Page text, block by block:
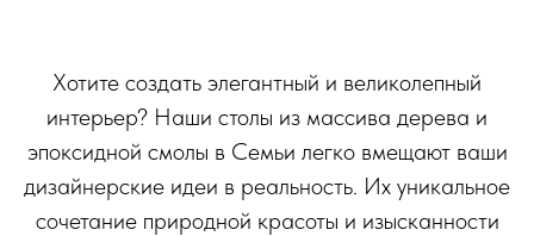
Хотите создать элегантный и великолепный
интерьер? Наши столы из массива дерева и
эпоксидной смолы в Семьи легко вмещают ваши
дизайнерские идеи в реальность. Их уникальное
сочетание природной красоты и изысканности